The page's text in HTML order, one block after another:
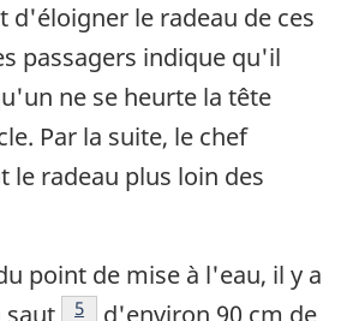
d'éloigner le radeau de ces
passagers indique qu'il
ne se heurte la tête
Par la suite, le chef
le radeau plus loin des
point de mise à l'eau, il y a
saut
Note de bas de page
5
d'environ 90 cm de